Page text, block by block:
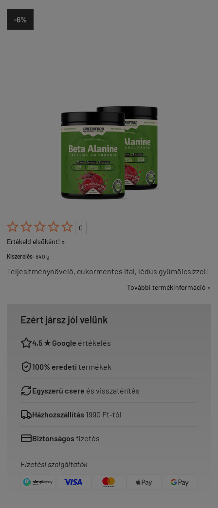
-6%

0
Értékeld elsőként! »
Kiszerelés: 840 g
Teljesítménynövelő, cukormentes ital, lédús gyümölcsízzel!
További termékinformáció »
Ezért jársz jól velünk
4,5 ★ Google értékelés
100% eredeti termékek
Egyszerű csere és visszatérítés
Házhozszállítás 1990 Ft-tól
Biztonságosfizetés
Fizetési szolgáltatók